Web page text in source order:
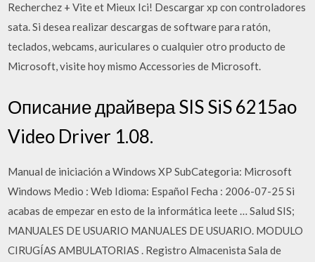
Recherchez + Vite et Mieux Ici! Descargar xp con controladores
sata. Si desea realizar descargas de software para ratón,
teclados, webcams, auriculares o cualquier otro producto de
Microsoft, visite hoy mismo Accessories de Microsoft.
Описание драйвера SIS SiS 6215ao
Video Driver 1.08.
Manual de iniciación a Windows XP SubCategoria: Microsoft
Windows Medio : Web Idioma: Español Fecha : 2006-07-25 Si
acabas de empezar en esto de la informática leete … Salud SIS;
MANUALES DE USUARIO MANUALES DE USUARIO. MODULO
CIRUGÍAS AMBULATORIAS . Registro Almacenista Sala de